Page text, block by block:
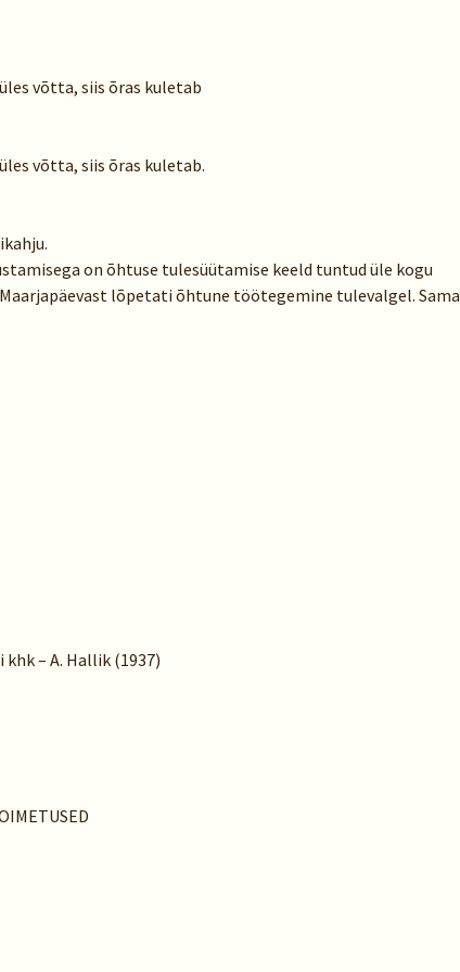
võtta, siis õras kuletab
võtta, siis õras kuletab.
on õhtuse tulesüütamise keeld tuntud üle kogu
lõpetati õhtune töötegemine tulevalgel. Sama
khk – A. Hallik (1937)